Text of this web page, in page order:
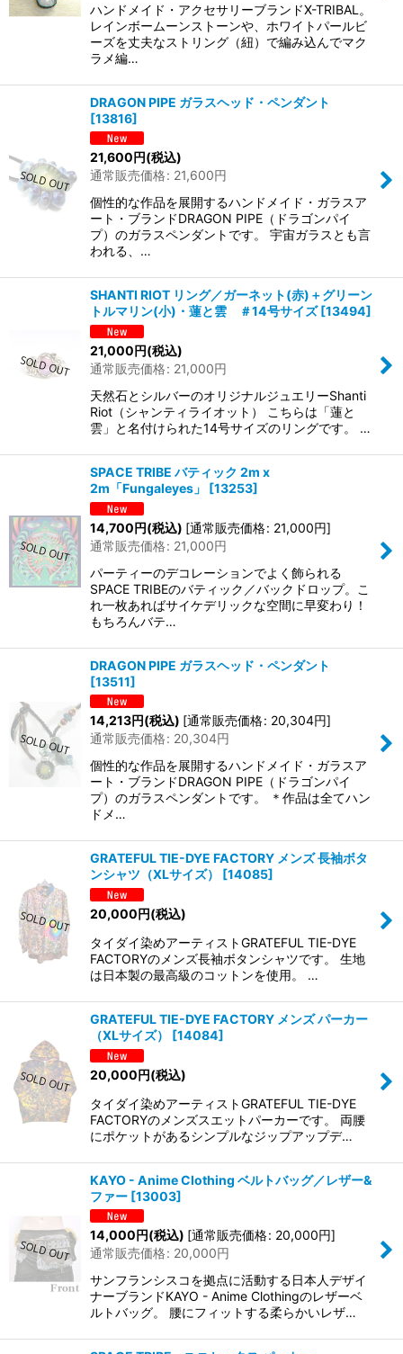
ハンドメイド・アクセサリーブランドX-TRIBAL。
レインボームーンストーンや、ホワイトパールビ
ーズを丈夫なストリング（紐）で編み込んでマク
ラメ編…
DRAGON PIPE ガラスヘッド・ペンダント
[13816]
21,600円(税込)
通常販売価格: 21,600円
個性的な作品を展開するハンドメイド・ガラスア
ート・ブランドDRAGON PIPE（ドラゴンパイ
プ）のガラスペンダントです。 宇宙ガラスとも言
われる、…
SHANTI RIOT リング／ガーネット(赤)＋グリーン
トルマリン(小)・蓮と雲 ＃14号サイズ [13494]
21,000円(税込)
通常販売価格: 21,000円
天然石とシルバーのオリジナルジュエリーShanti
Riot（シャンティライオット） こちらは「蓮と
雲」と名付けられた14号サイズのリングです。 …
SPACE TRIBE バティック 2m x
2m「Fungaleyes」
[13253]
14,700円(税込) [通常販売価格: 21,000円]
通常販売価格: 21,000円
パーティーのデコレーションでよく飾られる
SPACE TRIBEのバティック／バックドロップ。こ
れ一枚あればサイケデリックな空間に早変わり！
もちろんバテ…
DRAGON PIPE ガラスヘッド・ペンダント
[13511]
14,213円(税込) [通常販売価格: 20,304円]
通常販売価格: 20,304円
個性的な作品を展開するハンドメイド・ガラスア
ート・ブランドDRAGON PIPE（ドラゴンパイ
プ）のガラスペンダントです。 ＊作品は全てハン
ドメ…
GRATEFUL TIE-DYE FACTORY メンズ 長袖ボタ
ンシャツ（XLサイズ）
[14085]
20,000円(税込)
タイダイ染めアーティストGRATEFUL TIE-DYE
FACTORYのメンズ長袖ボタンシャツです。 生地
は日本製の最高級のコットンを使用。 …
GRATEFUL TIE-DYE FACTORY メンズ パーカー
（XLサイズ）
[14084]
20,000円(税込)
タイダイ染めアーティストGRATEFUL TIE-DYE
FACTORYのメンズスエットパーカーです。 両腰
にポケットがあるシンプルなジップアップデ…
KAYO - Anime Clothing ベルトバッグ／レザー&
ファー [13003]
14,000円(税込) [通常販売価格: 20,000円]
通常販売価格: 20,000円
サンフランシスコを拠点に活動する日本人デザイ
ナーブランドKAYO - Anime Clothingのレザーベ
ルトバッグ。 腰にフィットする柔らかいレザ…